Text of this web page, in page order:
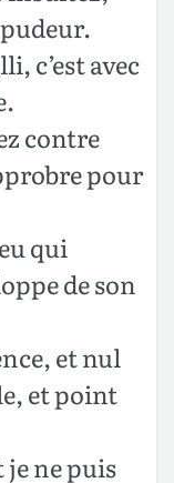
c’est avec
contre
pour
qui
de son
et nul
et point
je ne puis